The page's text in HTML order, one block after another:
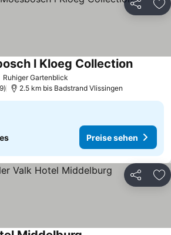
Teilen
Ruhiger Gartenblick
l Kloeg Collection
2.5 km bis Badstrand Vlissingen
Preise sehen
Teilen